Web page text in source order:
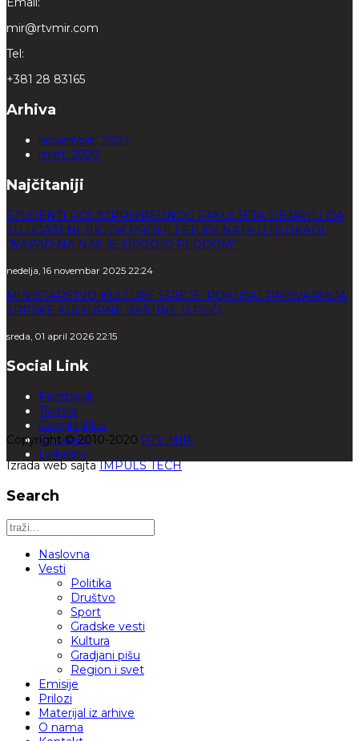
mir@rtvmir.com
Tel:
+381 28 83165
Arhiva
novembar, 2024
mart, 2020
Najčitaniji
STUDENTI POLJOPRIVREDNOG FAKULTETA OBJAVILI DA
SU UGAŠENI TIKTOK PROFILI STUDENATA U BLOKADI:
“NAPAD NA NAS JE URODIO PLODOM”
nedelja, 16 novembar 2025 22:24
MINISTARSTVO KULTURE SRBIJE: POKUŠAJ PRISVAJANJA
SRPSKE KULTURNE BAŠTINE U PEĆI
sreda, 01 april 2026 22:15
Social Link
Facebook
Twitter
Google Plus
Pinterest
Linkedin
Copyright © 2010-2020 RTV MIR.
Izrada web sajtaIMPULS TECH
Search
Naslovna
Vesti
Politika
Društvo
Sport
Gradske vesti
Kultura
Gradjani pišu
Region i svet
Emisije
Prilozi
Materijal iz arhive
O nama